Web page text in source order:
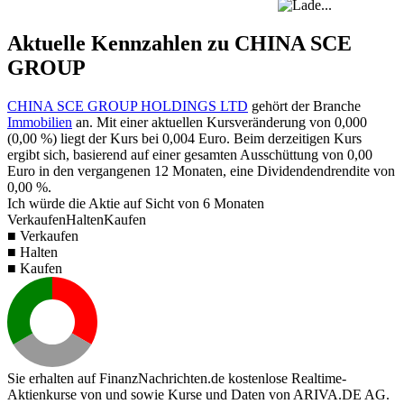
Aktuelle Kennzahlen zu CHINA SCE
GROUP
CHINA SCE GROUP HOLDINGS LTD gehört der Branche
Immobilien an. Mit einer aktuellen Kursveränderung von 0,000
(0,00 %) liegt der Kurs bei 0,004 Euro. Beim derzeitigen Kurs
ergibt sich, basierend auf einer gesamten Ausschüttung von 0,00
Euro in den vergangenen 12 Monaten, eine Dividendendrendite von
0,00 %.
Ich würde die Aktie auf Sicht von 6 Monaten
VerkaufenHaltenKaufen
■ Verkaufen
■ Halten
■ Kaufen
Sie erhalten auf FinanzNachrichten.de kostenlose Realtime-
Aktienkurse von und sowie Kurse und Daten von ARIVA.DE AG.